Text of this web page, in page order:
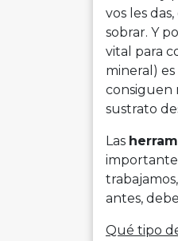
vos les
sobrar. Y
vital para
mineral)
consiguen
sustrato
Las
importante
antes,
Qué tipo